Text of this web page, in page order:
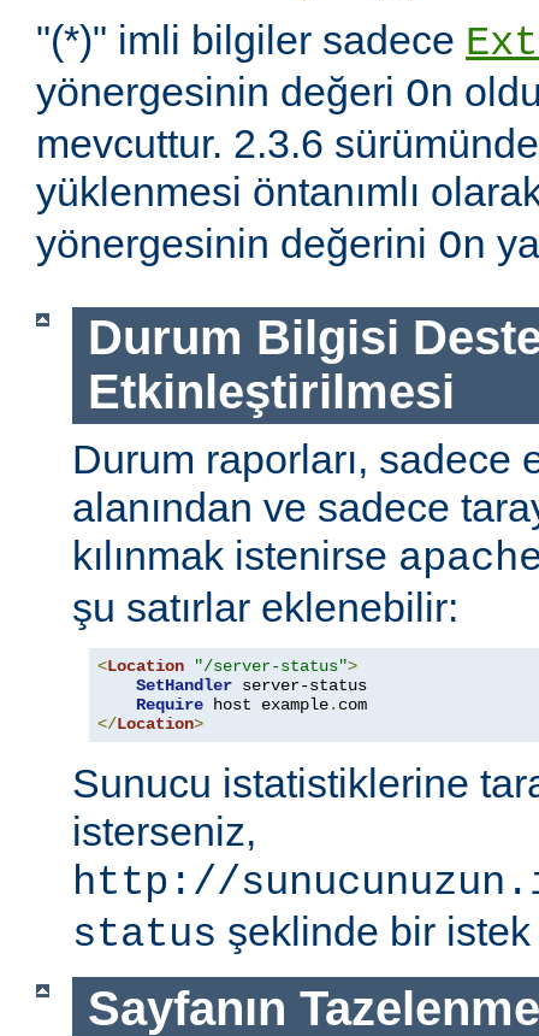
"(*)" imli bilgiler sadece
yönergesinin değeri On
mevcuttur. 2.3.6
yüklenmesi öntanımlı
yönergesinin değerini On
Durum Bilgisi
Etkinleştirilmesi
Durum raporları, sadece
alanından ve sadece
kılınmak istenirse
şu satırlar eklenebilir:
<Location "/server-status">
SetHandler server-status
Require host example.
</Location>
Sunucu istatistiklerine
isterseniz,
http://
status şeklinde bir
Sayfanın